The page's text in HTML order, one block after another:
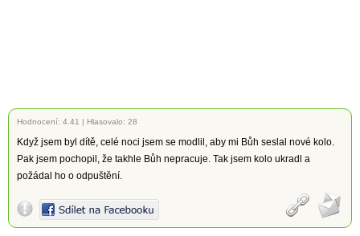
Hodnocení: 4.41 | Hlasovalo: 28
Když jsem byl dítě, celé noci jsem se modlil, aby mi Bůh seslal nové kolo.
Pak jsem pochopil, že takhle Bůh nepracuje. Tak jsem kolo ukradl a
požádal ho o odpuštění.